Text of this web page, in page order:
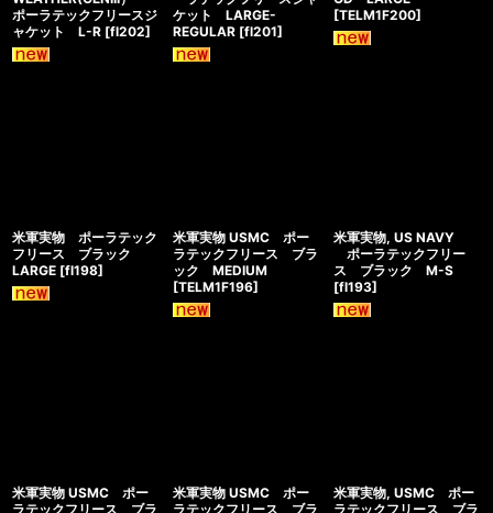
ポーラテックフリースジ
ャケット L-R [fl202]
ケット LARGE-
REGULAR [fl201]
[TELM1F200]
米軍実物 ポーラテック
フリース ブラック
LARGE [fl198]
米軍実物 USMC ポー
ラテックフリース ブラ
ック MEDIUM
[TELM1F196]
米軍実物, US NAVY
ポーラテックフリー
ス ブラック M-S
[fl193]
米軍実物 USMC ポー
ラテックフリース ブラ
米軍実物 USMC ポー
ラテックフリース ブラ
米軍実物, USMC ポー
ラテックフリース ブラ